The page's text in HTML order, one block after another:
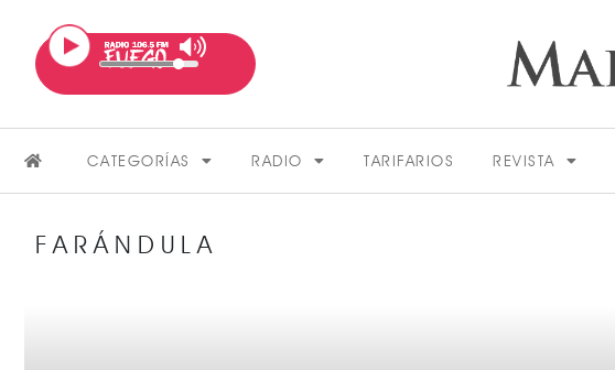
CATEGORÍAS RADIO TARIFARIOS REVISTA
FARÁNDULA